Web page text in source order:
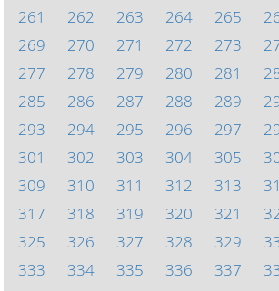
261
262 263 264 265
269
270 271 272 273
277
278 279 280 281
285
286 287 288 289
293
294 295 296 297
301
302 303 304 305
309
310 311 312 313
317
318 319 320 321
325
326 327 328 329
333
334 335 336 337